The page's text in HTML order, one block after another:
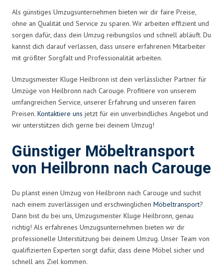
Als günstiges Umzugsunternehmen bieten wir dir faire Preise,
ohne an Qualität und Service zu sparen. Wir arbeiten effizient und
sorgen dafür, dass dein Umzug reibungslos und schnell abläuft. Du
kannst dich darauf verlassen, dass unsere erfahrenen Mitarbeiter
mit größter Sorgfalt und Professionalität arbeiten.
Umzugsmeister Kluge Heilbronn ist dein verlässlicher Partner für
Umzüge von Heilbronn nach Carouge. Profitiere von unserem
umfangreichen Service, unserer Erfahrung und unseren fairen
Preisen. Kontaktiere uns jetzt für ein unverbindliches Angebot und
wir unterstützen dich gerne bei deinem Umzug!
Günstiger Möbeltransport
von Heilbronn nach Carouge
Du planst einen Umzug von Heilbronn nach Carouge und suchst
nach einem zuverlässigen und erschwinglichen Möbeltransport?
Dann bist du bei uns, Umzugsmeister Kluge Heilbronn, genau
richtig! Als erfahrenes Umzugsunternehmen bieten wir dir
professionelle Unterstützung bei deinem Umzug. Unser Team von
qualifizierten Experten sorgt dafür, dass deine Möbel sicher und
schnell ans Ziel kommen.